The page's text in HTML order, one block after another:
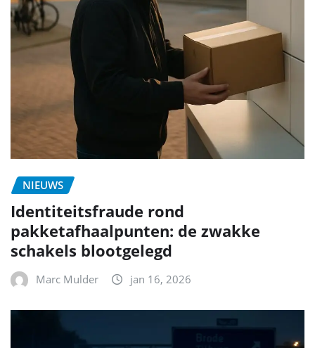
NIEUWS
Identiteitsfraude rond
pakketafhaalpunten: de zwakke
schakels blootgelegd
Marc Mulder jan 16, 2026